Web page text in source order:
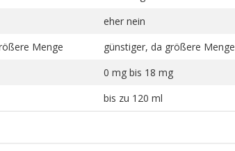
eher nein
Menge günstiger, da größere Menge
0 mg bis 18 mg
bis zu 120 ml